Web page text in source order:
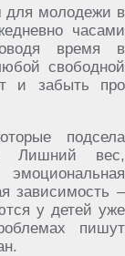
для молодежи в
часами
время в
свободной
и забыть про
подсела
Лишний вес,
зависимость –
у детей уже
пишут